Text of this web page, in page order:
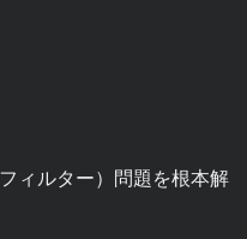
ィルター）問題を根本解